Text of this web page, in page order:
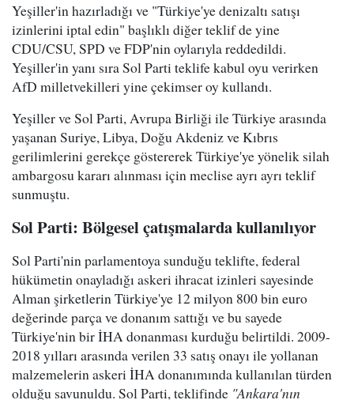
Yeşiller'in hazırladığı ve "Türkiye'ye denizaltı satışı
izinlerini iptal edin" başlıklı diğer teklif de yine
CDU/CSU, SPD ve FDP'nin oylarıyla reddedildi.
Yeşiller'in yanı sıra Sol Parti teklife kabul oyu verirken
AfD milletvekilleri yine çekimser oy kullandı.
Yeşiller ve Sol Parti, Avrupa Birliği ile Türkiye arasında
yaşanan Suriye, Libya, Doğu Akdeniz ve Kıbrıs
gerilimlerini gerekçe göstererek Türkiye'ye yönelik silah
ambargosu kararı alınması için meclise ayrı ayrı teklif
sunmuştu.
Sol Parti: Bölgesel çatışmalarda kullanılıyor
Sol Parti'nin parlamentoya sunduğu teklifte, federal
hükümetin onayladığı askeri ihracat izinleri sayesinde
Alman şirketlerin Türkiye'ye 12 milyon 800 bin euro
değerinde parça ve donanım sattığı ve bu sayede
Türkiye'nin bir İHA donanması kurduğu belirtildi. 2009-
2018 yılları arasında verilen 33 satış onayı ile yollanan
malzemelerin askeri İHA donanımında kullanılan türden
olduğu savunuldu. Sol Parti, teklifinde "Ankara'nın